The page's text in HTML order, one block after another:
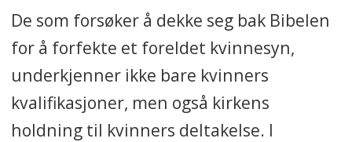
De som forsøkerå dekke seg bak Bibelen
for å forfekte et foreldet kvinnesyn,
underkjenner ikke bare kvinners
kvalifikasjoner, men også kirkens
holdning til kvinners deltakelse. I